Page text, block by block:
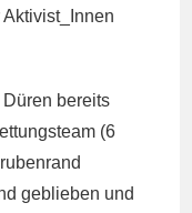
bereits
(6
geblieben und